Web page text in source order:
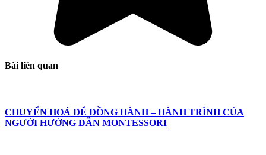
Bài liên quan
CHUYỂN HOÁ ĐỂ ĐỒNG HÀNH – HÀNH TRÌNH CỦA
NGƯỜI HƯỚNG DẪN MONTESSORI